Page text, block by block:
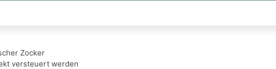
Zocker
versteuert werden